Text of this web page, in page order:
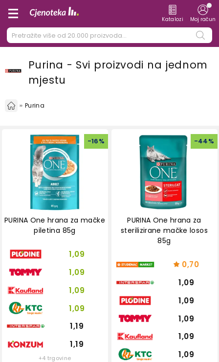
Katalozi Moj račun
Purina - Svi proizvodi na jednom
mjestu
Purina
-16%
PURINA One hrana za mačke
piletina 85g
1,09
1,09
1,09
1,09
1,19
1,19
+4 trgovine
-44%
PURINA One hrana za
sterilizirane mačke losos
85g
0,70
1,09
1,09
1,09
1,09
1,09